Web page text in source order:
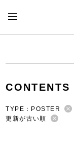
CONTENTS
TYPE：POSTER
更新が古い順